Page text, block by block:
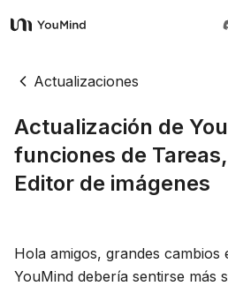
YouMind
Resumen
Casos de uso
Habilidades
Prompts
Actualizaciones
Actualización de
funciones de
Editor de imágenes
Hola amigos, grandes cambios
YouMind debería sentirse más